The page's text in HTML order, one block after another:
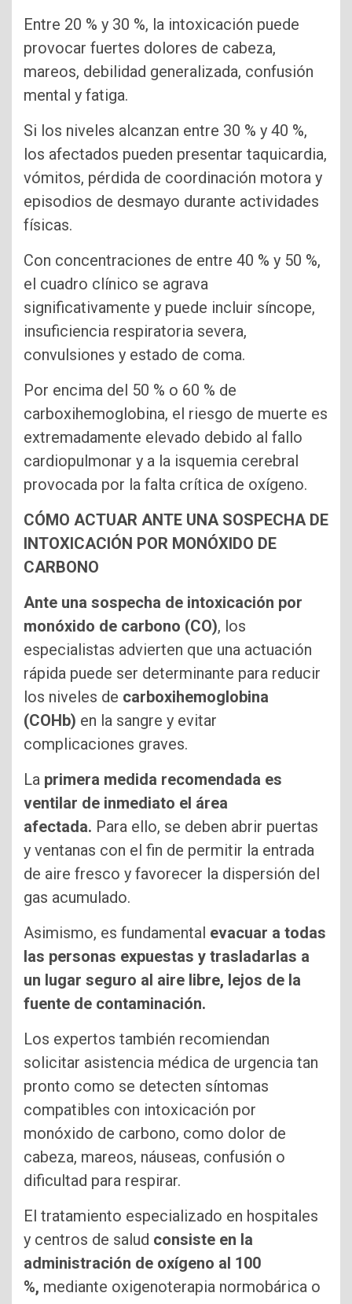
Entre 20 % y 30 %, la intoxicación puede
provocar fuertes dolores de cabeza,
mareos, debilidad generalizada, confusión
mental y fatiga.
Si los niveles alcanzan entre 30 % y 40 %,
los afectados pueden presentar taquicardia,
vómitos, pérdida de coordinación motora y
episodios de desmayo durante actividades
físicas.
Con concentraciones de entre 40 % y 50 %,
el cuadro clínico se agrava
significativamente y puede incluir síncope,
insuficiencia respiratoria severa,
convulsiones y estado de coma.
Por encima del 50 % o 60 % de
carboxihemoglobina, el riesgo de muerte es
extremadamente elevado debido al fallo
cardiopulmonar y a la isquemia cerebral
provocada por la falta crítica de oxígeno.
CÓMO ACTUAR ANTE UNA SOSPECHA DE
INTOXICACIÓN POR MONÓXIDO DE
CARBONO
Ante una sospecha de intoxicación por
monóxido de carbono (CO), los
especialistas advierten que una actuación
rápida puede ser determinante para reducir
los niveles de carboxihemoglobina
(COHb) en la sangre y evitar
complicaciones graves.
La primera medida recomendada es
ventilar de inmediato el área
afectada. Para ello, se deben abrir puertas
y ventanas con el fin de permitir la entrada
de aire fresco y favorecer la dispersión del
gas acumulado.
Asimismo, es fundamental evacuar a todas
las personas expuestas y trasladarlas a
un lugar seguro al aire libre, lejos de la
fuente de contaminación.
Los expertos también recomiendan
solicitar asistencia médica de urgencia tan
pronto como se detecten síntomas
compatibles con intoxicación por
monóxido de carbono, como dolor de
cabeza, mareos, náuseas, confusión o
dificultad para respirar.
El tratamiento especializado en hospitales
y centros de salud consiste en la
administración de oxígeno al 100
%, mediante oxigenoterapia normobárica o